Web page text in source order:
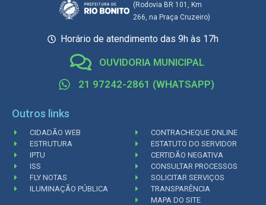
(Rodovia BR 101, Km
266, na Praça Cruzeiro)
Horário de atendimento das 9h às 17h
OUVIDORIA MUNICIPAL
21 97242-2861 (WHATSAPP)
Outros links
CIDADÃO WEB
ESTRUTURA
IPTU
ISS
FLY NOTAS
ILUMINAÇÃO PÚBLICA
CONTRACHEQUE ONLINE
ESTATUTO DO SERVIDOR
CERTIDÃO NEGATIVA
CONSULTAR PROCESSOS
SOLICITAR SERVIÇOS
TRANSPARÊNCIA
MAPA DO SITE